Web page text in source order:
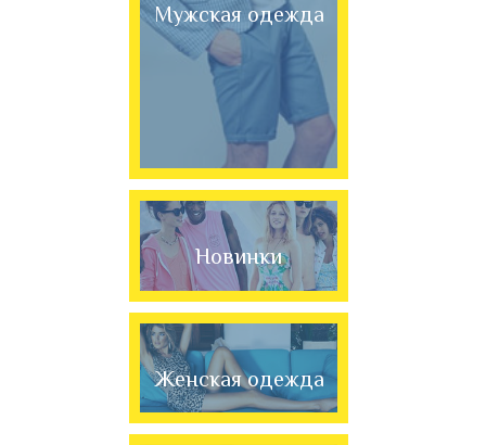
Мужская одежда
Новинки
Женская одежда